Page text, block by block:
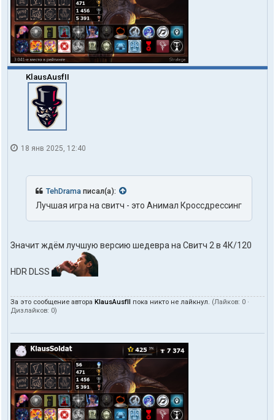
KlausAusfII
18 янв 2025, 12:40
TehDrama писал(а):
Лучшая игра на свитч - это Анимал Кроссдрессинг
Значит ждём лучшую версию шедевра на Свитч 2 в 4К/120
HDR DLSS
За это сообщение автора KlausAusfII пока никто не лайкнул. (Лайков: 0 ·
Дизлайков: 0)